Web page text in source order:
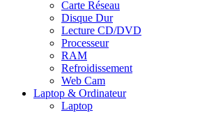
Carte Réseau
Disque Dur
Lecture CD/DVD
Processeur
RAM
Refroidissement
Web Cam
Laptop & Ordinateur
Laptop